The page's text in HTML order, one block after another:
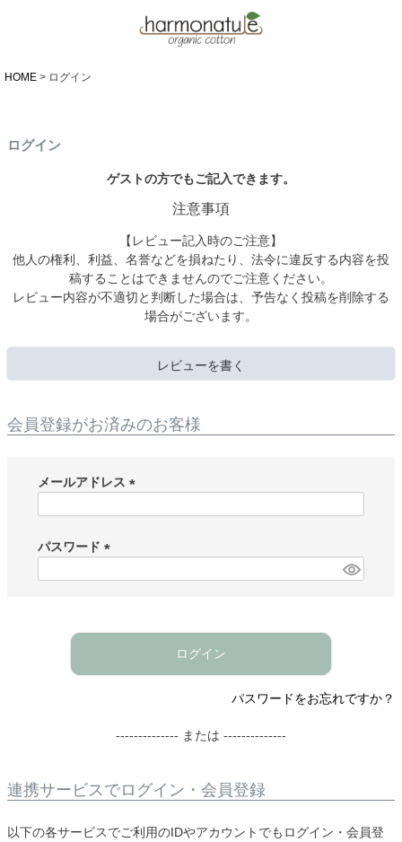
HOME ログイン
ログイン
ゲストの方でもご記入できます。
注意事項
【レビュー記入時のご注意】
他人の権利、利益、名誉などを損ねたり、法令に違反する内容を投
稿することはできませんのでご注意ください。
レビュー内容が不適切と判断した場合は、予告なく投稿を削除する
場合がございます。
レビューを書く
会員登録がお済みのお客様
メールアドレス
)
パスワード
ログイン
パスワードをお忘れですか？
-------------- または --------------
連携サービスでログイン・会員登録
以下の各サービスでご利用のIDやアカウントでもログイン・会員登